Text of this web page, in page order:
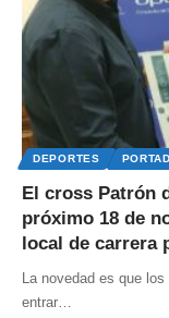
DEPORTES
El cross Patrón
próximo 18 de
local de carrera
La novedad es que
entrar…